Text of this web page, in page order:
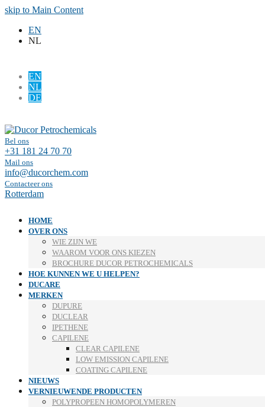
skip to Main Content
EN
NL
EN
NL
DE
Bel ons
+31 181 24 70 70
Mail ons
info@ducorchem.com
Contacteer ons
Rotterdam
HOME
OVER ONS
WIE ZIJN WE
WAAROM VOOR ONS KIEZEN
BROCHURE DUCOR PETROCHEMICALS
HOE KUNNEN WE U HELPEN?
DUCARE
MERKEN
DUPURE
DUCLEAR
IPETHENE
CAPILENE
CLEAR CAPILENE
LOW EMISSION CAPILENE
COATING CAPILENE
NIEUWS
VERNIEUWENDE PRODUCTEN
POLYPROPEEN HOMOPOLYMEREN